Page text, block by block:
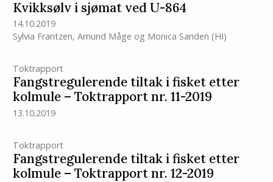
Kvikksølv i sjømat ved U-864
14.10.2019
Sylvia Frantzen, Amund Måge og Monica Sanden (HI)
Toktrapport
Fangstregulerende tiltak i fisket etter
kolmule – Toktrapport nr. 11-2019
13.10.2019
Toktrapport
Fangstregulerende tiltak i fisket etter
kolmule – Toktrapport nr. 12-2019